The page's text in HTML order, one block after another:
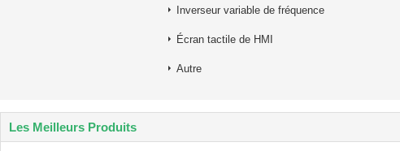
Inverseur variable de fréquence
Écran tactile de HMI
Autre
Les Meilleurs Produits